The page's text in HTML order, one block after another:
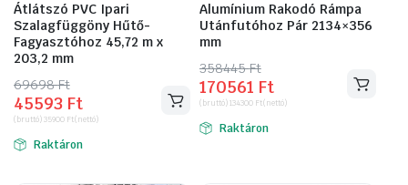
Átlátszó PVC Ipari
Szalagfüggöny Hűtő-
Fagyasztóhoz 45,72 m x
203,2 mm
69698Ft
Original
price
was:
69698 Ft.
45593 Ft
Current
price
is:
45593 Ft.
(bruttó)35900 Ft(nettó)
Raktáron
Alumínium Rakodó Rámpa
Utánfutóhoz Pár 2134×356
mm
358445Ft
Original
price
was:
358445 Ft.
170561 Ft
Current
price
is:
170561 Ft.
(bruttó)134300 Ft(nettó)
Raktáron